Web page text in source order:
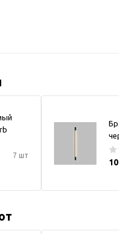
7 шт
Бра
10